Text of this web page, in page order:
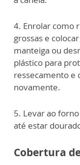
4. Enrolar como
grossas e
manteiga ou
plástico para
ressecamento e
novamente.
5. Levar ao
até estar
Cobertura